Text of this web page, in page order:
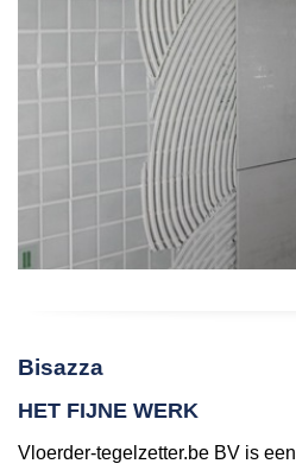
Bisazza
HET FIJNE WERK
Vloerder-tegelzetter.be BV is een